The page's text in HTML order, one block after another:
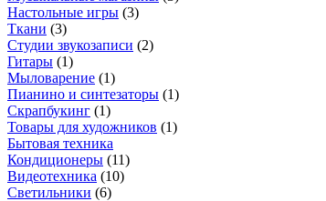
Настольные игры (3)
Ткани (3)
Студии звукозаписи (2)
Гитары (1)
Мыловарение (1)
Пианино и синтезаторы (1)
Скрапбукинг (1)
Товары для художников (1)
Бытовая техника
Кондиционеры (11)
Видеотехника (10)
Светильники (6)